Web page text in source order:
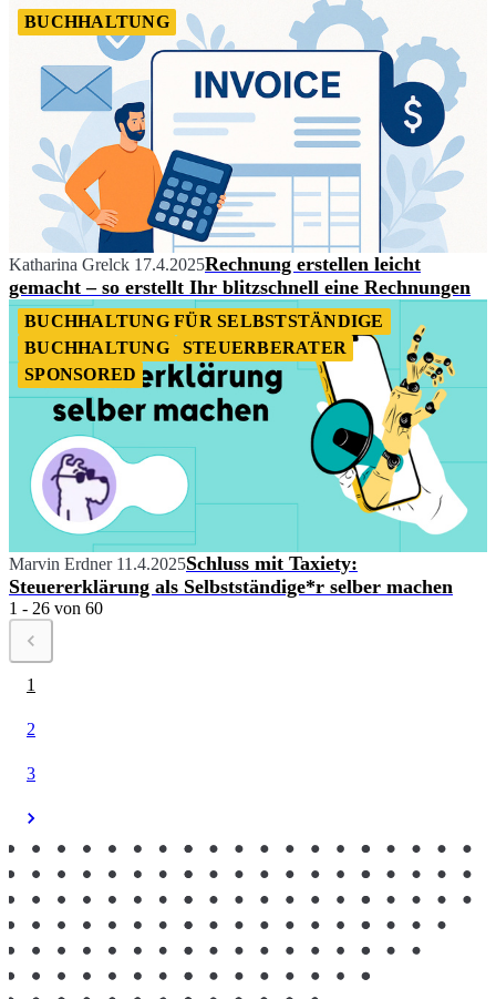
BUCHHALTUNG
Katharina Grelck 17.4.2025Rechnung erstellen leicht
gemacht – so erstellt Ihr blitzschnell eine Rechnungen
BUCHHALTUNG FÜR SELBSTSTÄNDIGE
BUCHHALTUNG
STEUERBERATER
SPONSORED
Marvin Erdner 11.4.2025Schluss mit Taxiety:
Steuererklärung als Selbstständige*r selber machen
1 - 26 von 60
1
2
3